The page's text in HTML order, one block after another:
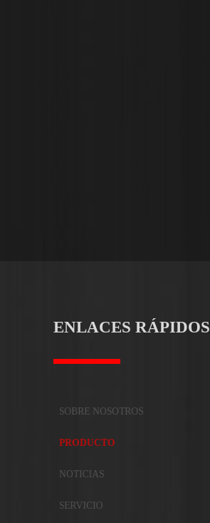
ENLACES RÁPIDOS
SOBRE NOSOTROS
PRODUCTO
NOTICIAS
SERVICIO